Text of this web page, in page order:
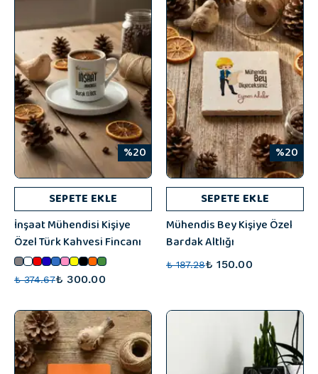
%20
SEPETE EKLE
İnşaat Mühendisi Kişiye
Özel Türk Kahvesi Fincanı
₺ 374.67₺ 300.00
%20
SEPETE EKLE
Mühendis Bey Kişiye Özel
Bardak Altlığı
₺ 187.28₺ 150.00